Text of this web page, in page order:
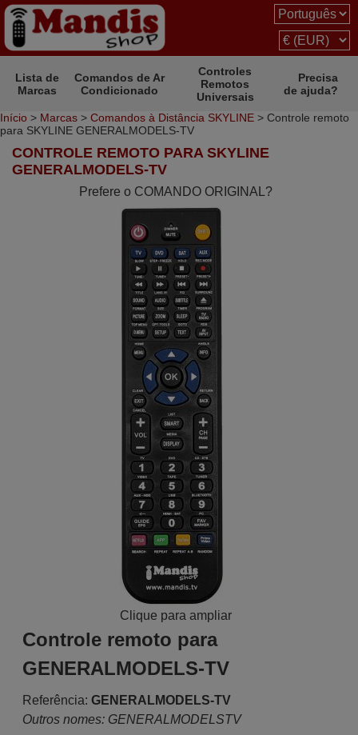
Lista de
Marcas
Comandos de Ar
Condicionado
Controles
Remotos
Universais
Precisa
de ajuda?
Início > Marcas > Comandos à Distância SKYLINE > Controle remoto
para SKYLINE GENERALMODELS-TV
CONTROLE REMOTO PARA SKYLINE
GENERALMODELS-TV
Prefere o COMANDO ORIGINAL?
Clique para ampliar
Controle remoto para
GENERALMODELS-TV
Referência: GENERALMODELS-TV
Outros nomes: GENERALMODELSTV